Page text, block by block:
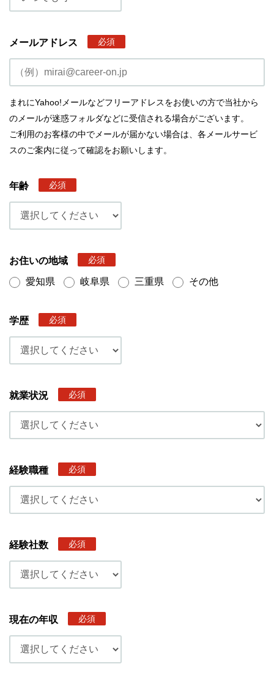
メールアドレス 必須
まれにYahoo!メールなどフリーアドレスをお使いの方で当社から
のメールが迷惑フォルダなどに受信される場合がございます。
ご利用のお客様の中でメールが届かない場合は、各メールサービ
スのご案内に従って確認をお願いします。
年齢 必須
お住いの地域 必須
愛知県 岐阜県 三重県 その他
学歴 必須
就業状況 必須
経験職種 必須
経験社数 必須
現在の年収 必須